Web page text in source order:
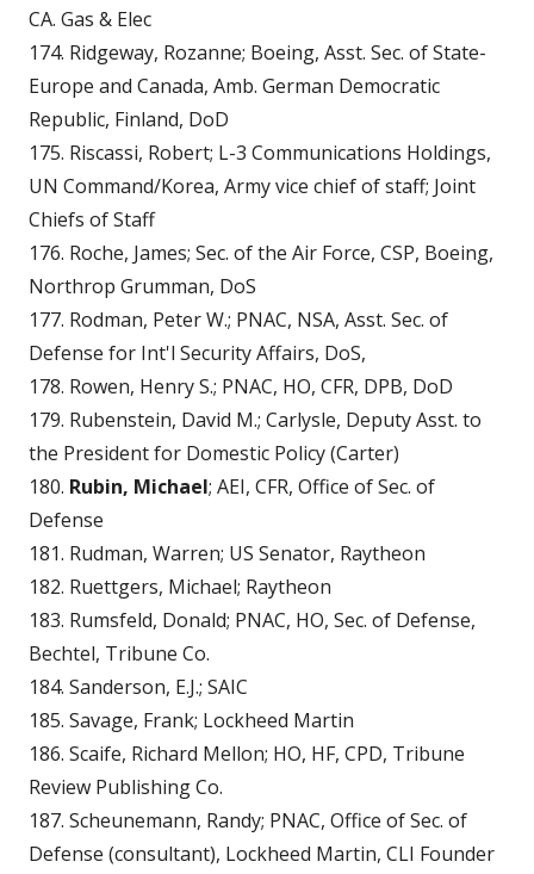
CA. Gas & Elec
174. Ridgeway, Rozanne; Boeing, Asst. Sec. of State-
Europe and Canada, Amb. German Democratic
Republic, Finland, DoD
175. Riscassi, Robert; L-3 Communications Holdings,
UN Command/Korea, Army vice chief of staff; Joint
Chiefs of Staff
176. Roche, James; Sec. of the Air Force, CSP, Boeing,
Northrop Grumman, DoS
177. Rodman, Peter W.; PNAC, NSA, Asst. Sec. of
Defense for Int'l Security Affairs, DoS,
178. Rowen, Henry S.; PNAC, HO, CFR, DPB, DoD
179. Rubenstein, David M.; Carlysle, Deputy Asst. to
the President for Domestic Policy (Carter)
180. Rubin, Michael; AEI, CFR, Office of Sec. of
Defense
181. Rudman, Warren; US Senator, Raytheon
182. Ruettgers, Michael; Raytheon
183. Rumsfeld, Donald; PNAC, HO, Sec. of Defense,
Bechtel, Tribune Co.
184. Sanderson, E.J.; SAIC
185. Savage, Frank; Lockheed Martin
186. Scaife, Richard Mellon; HO, HF, CPD, Tribune
Review Publishing Co.
187. Scheunemann, Randy; PNAC, Office of Sec. of
Defense (consultant), Lockheed Martin, CLI Founder